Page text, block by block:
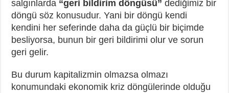
salgınlarda “geri bildirim döngüsü” dediğimiz bir
döngü söz konusudur. Yani bir döngü kendi
kendini her seferinde daha da güçlü bir biçimde
besliyorsa, bunun bir geri bildirimi olur ve sorun
geri gelir.
Bu durum kapitalizmin olmazsa olmazı
konumundaki ekonomik kriz döngülerinde olduğu